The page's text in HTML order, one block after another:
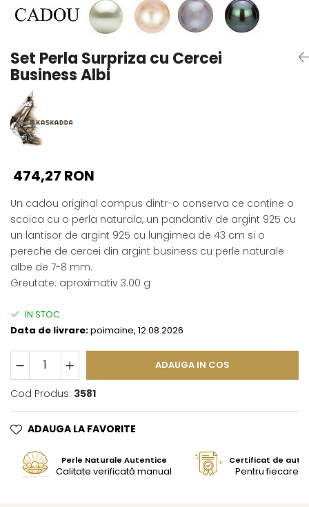
Seturi Perle cu Argint
Pandantive cu Perle
Brose cu Perle
Set Perla Surpriza cu Cercei
Business Albi
474,27 RON
Un cadou original compus dintr-o conserva ce contine o
scoica cu o perla naturala, un pandantiv de argint 925 cu
un lantisor de argint 925 cu lungimea de 43 cm si o
pereche de cercei din argint business cu perle naturale
albe de 7-8 mm.
Greutate: aproximativ 3.00 g
IN STOC
Data de livrare:poimaine, 12.08.2026
ADAUGA IN COS
Cod Produs: 3581
ADAUGA LA FAVORITE
Perle Naturale Autentice
Calitate verificată manual
Certificat de
Pentru fiecare